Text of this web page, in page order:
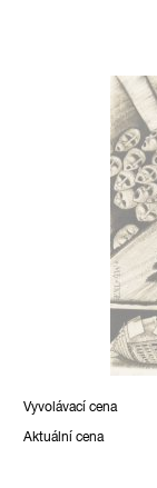
Vyvolávací cena
Aktuální cena